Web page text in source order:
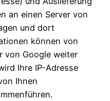
an einen Server von
und dort
können von
von Google weiter
Ihre IP-Adresse
Ihnen